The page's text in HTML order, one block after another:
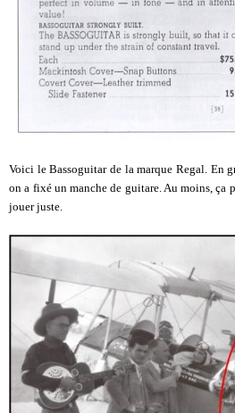
Voici le Bassoguitar de la marque Regal. En
on a fixé un manche de guitare. Au moins, ça
jouer juste.